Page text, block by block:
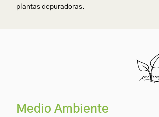
plantas depuradoras.
Medio Ambiente